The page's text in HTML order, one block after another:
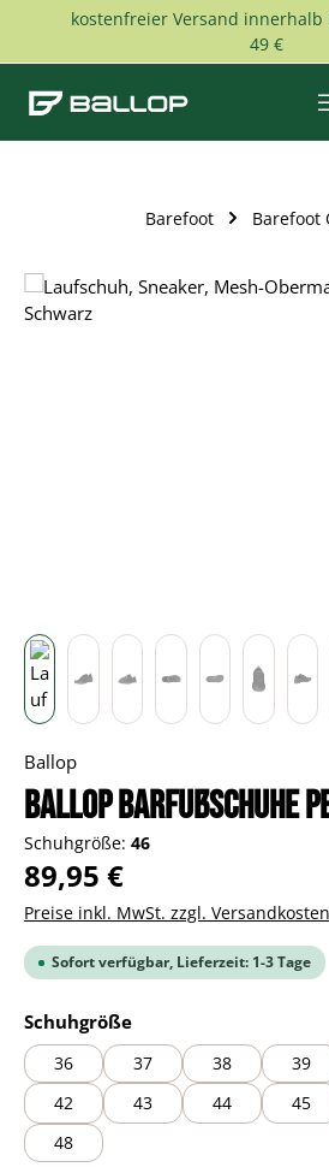
Zum Hauptinhalt springen
kostenfreier Versand innerhalb
49 €
Barefoot Barefoot
Bildergalerie überspringen
Ballop
BALLOP
Schuhgröße: 46
Regulärer Preis:
89,95 €
Preise inkl. MwSt. zzgl. Versandkosten
Sofort verfügbar, Lieferzeit: 1-3 Tage
Schuhgrößeauswählen
36 37 38 39
42
43 44 45
48